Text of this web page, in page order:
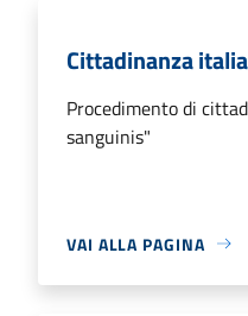
Cittadinanza
Procedimento di
sanguinis"
VAI ALLA PAGINA